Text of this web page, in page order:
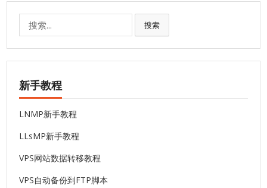
搜索
新手教程
LNMP新手教程
LLsMP新手教程
VPS网站数据转移教程
VPS自动备份到FTP脚本